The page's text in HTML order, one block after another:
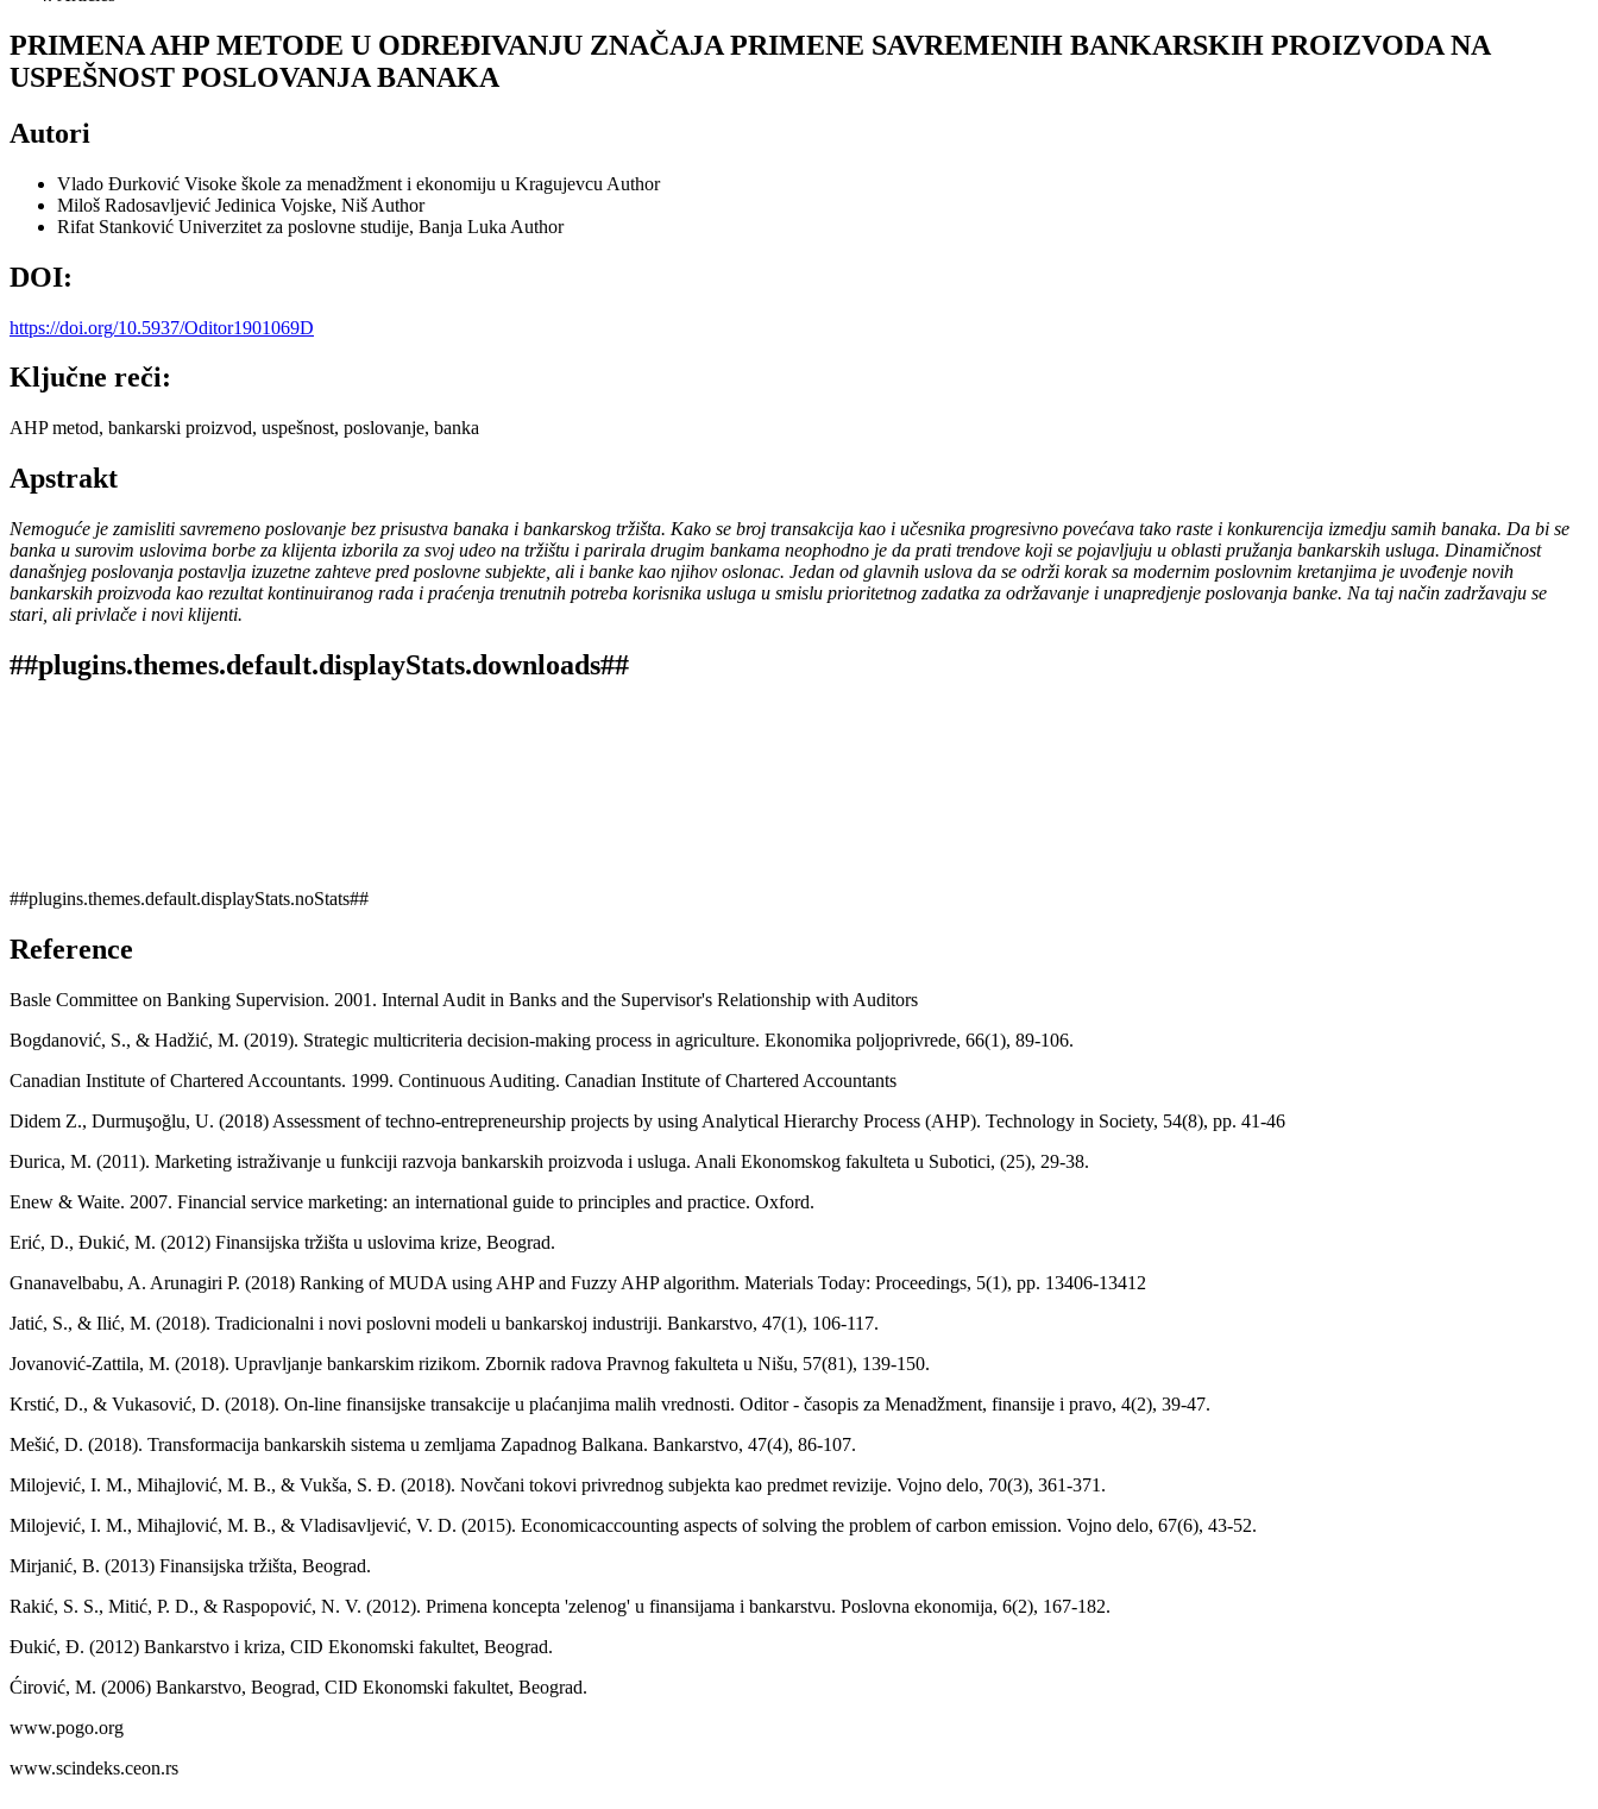
PRIMENA AHP METODE U ODREĐIVANJU ZNAČAJA PRIMENE SAVREMENIH BANKARSKIH PROIZVODA NA
USPEŠNOST POSLOVANJA BANAKA
Autori
Vlado Đurković Visoke škole za menadžment i ekonomiju u Kragujevcu Author
Miloš Radosavljević Jedinica Vojske, Niš Author
Rifat Stanković Univerzitet za poslovne studije, Banja Luka Author
DOI:
https://doi.org/10.5937/Oditor1901069D
Ključne reči:
AHP metod, bankarski proizvod, uspešnost, poslovanje, banka
Apstrakt
Nemoguće je zamisliti savremeno poslovanje bez prisustva banaka i bankarskog tržišta. Kako se broj transakcija kao i učesnika progresivno povećava tako raste i konkurencija izmedju samih banaka. Da bi se
banka u surovim uslovima borbe za klijenta izborila za svoj udeo na tržištu i parirala drugim bankama neophodno je da prati trendove koji se pojavljuju u oblasti pružanja bankarskih usluga. Dinamičnost
današnjeg poslovanja postavlja izuzetne zahteve pred poslovne subjekte, ali i banke kao njihov oslonac. Jedan od glavnih uslova da se održi korak sa modernim poslovnim kretanjima je uvođenje novih
bankarskih proizvoda kao rezultat kontinuiranog rada i praćenja trenutnih potreba korisnika usluga u smislu prioritetnog zadatka za održavanje i unapredjenje poslovanja banke. Na taj način zadržavaju se
stari, ali privlače i novi klijenti.
##plugins.themes.default.displayStats.downloads##
##plugins.themes.default.displayStats.noStats##
Reference
Basle Committee on Banking Supervision. 2001. Internal Audit in Banks and the Supervisor's Relationship with Auditors
Bogdanović, S., & Hadžić, M. (2019). Strategic multicriteria decision-making process in agriculture. Ekonomika poljoprivrede, 66(1), 89-106.
Canadian Institute of Chartered Accountants. 1999. Continuous Auditing. Canadian Institute of Chartered Accountants
Didem Z., Durmuşoğlu, U. (2018) Assessment of techno-entrepreneurship projects by using Analytical Hierarchy Process (AHP). Technology in Society, 54(8), pp. 41-46
Đurica, M. (2011). Marketing istraživanje u funkciji razvoja bankarskih proizvoda i usluga. Anali Ekonomskog fakulteta u Subotici, (25), 29-38.
Enew & Waite. 2007. Financial service marketing: an international guide to principles and practice. Oxford.
Erić, D., Đukić, M. (2012) Finansijska tržišta u uslovima krize, Beograd.
Gnanavelbabu, A. Arunagiri P. (2018) Ranking of MUDA using AHP and Fuzzy AHP algorithm. Materials Today: Proceedings, 5(1), pp. 13406-13412
Jatić, S., & Ilić, M. (2018). Tradicionalni i novi poslovni modeli u bankarskoj industriji. Bankarstvo, 47(1), 106-117.
Jovanović-Zattila, M. (2018). Upravljanje bankarskim rizikom. Zbornik radova Pravnog fakulteta u Nišu, 57(81), 139-150.
Krstić, D., & Vukasović, D. (2018). On-line finansijske transakcije u plaćanjima malih vrednosti. Oditor - časopis za Menadžment, finansije i pravo, 4(2), 39-47.
Mešić, D. (2018). Transformacija bankarskih sistema u zemljama Zapadnog Balkana. Bankarstvo, 47(4), 86-107.
Milojević, I. M., Mihajlović, M. B., & Vukša, S. Đ. (2018). Novčani tokovi privrednog subjekta kao predmet revizije. Vojno delo, 70(3), 361-371.
Milojević, I. M., Mihajlović, M. B., & Vladisavljević, V. D. (2015). Economicaccounting aspects of solving the problem of carbon emission. Vojno delo, 67(6), 43-52.
Mirjanić, B. (2013) Finansijska tržišta, Beograd.
Rakić, S. S., Mitić, P. D., & Raspopović, N. V. (2012). Primena koncepta 'zelenog' u finansijama i bankarstvu. Poslovna ekonomija, 6(2), 167-182.
Đukić, Đ. (2012) Bankarstvo i kriza, CID Ekonomski fakultet, Beograd.
Ćirović, M. (2006) Bankarstvo, Beograd, CID Ekonomski fakultet, Beograd.
www.pogo.org
www.scindeks.ceon.rs